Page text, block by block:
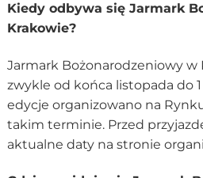
Kiedy odbywa się Jarmark
Krakowie?
Jarmark Bożonarodzeniowy w
zwykle od końca listopada do
edycje organizowano na
takim terminie. Przed
aktualne daty na stronie